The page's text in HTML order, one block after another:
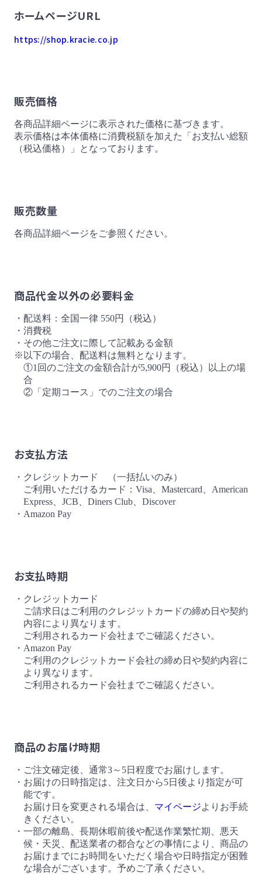
ホームページURL
https://shop.kracie.co.jp
販売価格
各商品詳細ページに表示された価格に基づきます。
表示価格は本体価格に消費税額を加えた「お支払い総額
（税込価格）」となっております。
販売数量
各商品詳細ページをご参照ください。
商品代金以外の必要料金
・配送料：全国一律 550円（税込）
・消費税
・その他ご注文に際して記載ある金額
※以下の場合、配送料は無料となります。
①1回のご注文の金額合計が5,900円（税込）以上の場
合
②「定期コース」でのご注文の場合
お支払方法
・クレジットカード （一括払いのみ）
ご利用いただけるカード：Visa、Mastercard、American
Express、JCB、Diners Club、Discover
・Amazon Pay
お支払時期
・クレジットカード
ご請求日はご利用のクレジットカードの締め日や契約
内容により異なります。
ご利用されるカード会社までご確認ください。
・Amazon Pay
ご利用のクレジットカード会社の締め日や契約内容に
より異なります。
ご利用されるカード会社までご確認ください。
商品のお届け時期
・ご注文確定後、通常3～5日程度でお届けします。
・お届けの日時指定は、注文日から5日後より指定が可
能です。
お届け日を変更される場合は、 マイページよりお手続
きください。
・一部の離島、長期休暇前後や配送作業繁忙期、悪天
候・天災、配送業者の都合などの事情により、商品の
お届けまでにお時間をいただく場合や日時指定が困難
な場合がございます。予めご了承ください。